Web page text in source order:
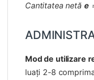
Cantitatea netă e
Mod de utilizare
luaţi 2-8